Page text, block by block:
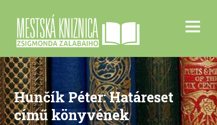
Hunčík Péter: Határeset
című könyvének